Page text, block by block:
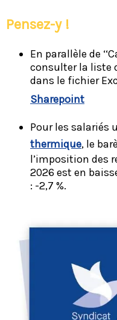
Pensez-y !
En parallèle de
consulter la liste
dans le fichier
Sharepoint
Pour les salariés
thermique, le
l’imposition des
2026 est en
: -2,7 %.